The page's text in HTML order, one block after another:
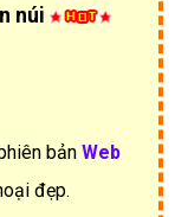
núi
bản Web
đẹp.